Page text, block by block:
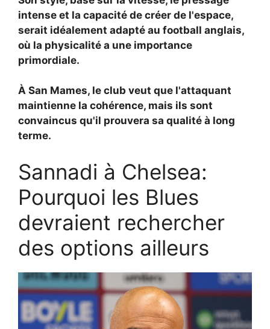
intense et la capacité de créer de l'espace,
serait idéalement adapté au football anglais,
où la physicalité a une importance
primordiale.
À San Mames, le club veut que l'attaquant
maintienne la cohérence, mais ils sont
convaincus qu'il prouvera sa qualité à long
terme.
Sannadi à Chelsea:
Pourquoi les Blues
devraient rechercher
des options ailleurs